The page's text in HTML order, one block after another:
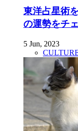
東洋占星術
の運勢をチ
5 Jun, 2023